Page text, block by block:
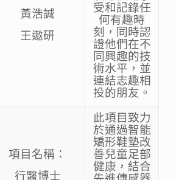
黃浩誠
王遨研
受和記錄任
何有趣時
刻，同時認
證他們在不
同興趣的技
術水平，並
連結志趣相
投的朋友。
項目名稱：
行醫博士
此項目致力
於通過智能
矯形鞋墊改
善兒童足部
健康，結合